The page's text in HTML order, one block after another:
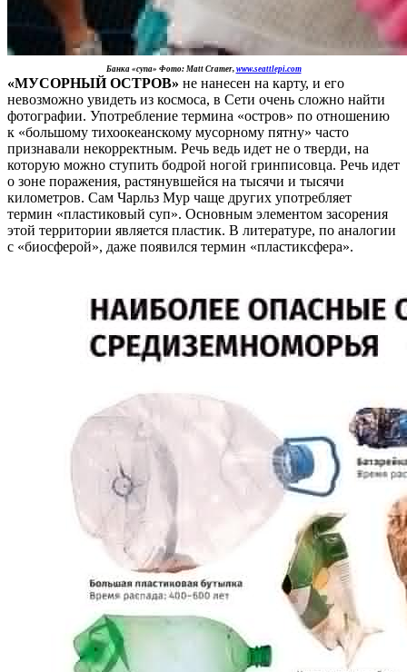
Банка «супа» Фото: Matt Cramer, www.seattlepi.com
«МУСОРНЫЙ ОСТРОВ» не нанесен на карту, и его
невозможно увидеть из космоса, в Сети очень сложно найти
фотографии. Употребление термина «остров» по отношению
к «большому тихоокеанскому мусорному пятну» часто
признавали некорректным. Речь ведь идет не о тверди, на
которую можно ступить бодрой ногой гринписовца. Речь идет
о зоне поражения, растянувшейся на тысячи и тысячи
километров. Сам Чарльз Мур чаще других употребляет
термин «пластиковый суп». Основным элементом засорения
этой территории является пластик. В литературе, по аналогии
с «биосферой», даже появился термин «пластиксфера».